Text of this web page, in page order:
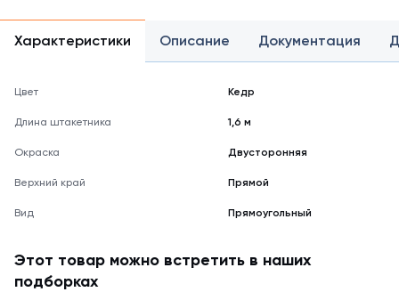
Характеристики Описание Документация
Цвет Кедр
Длина штакетника 1,6 м
Окраска Двусторонняя
Верхний край Прямой
Вид Прямоугольный
Этот товар можно встретить в наших
подборках